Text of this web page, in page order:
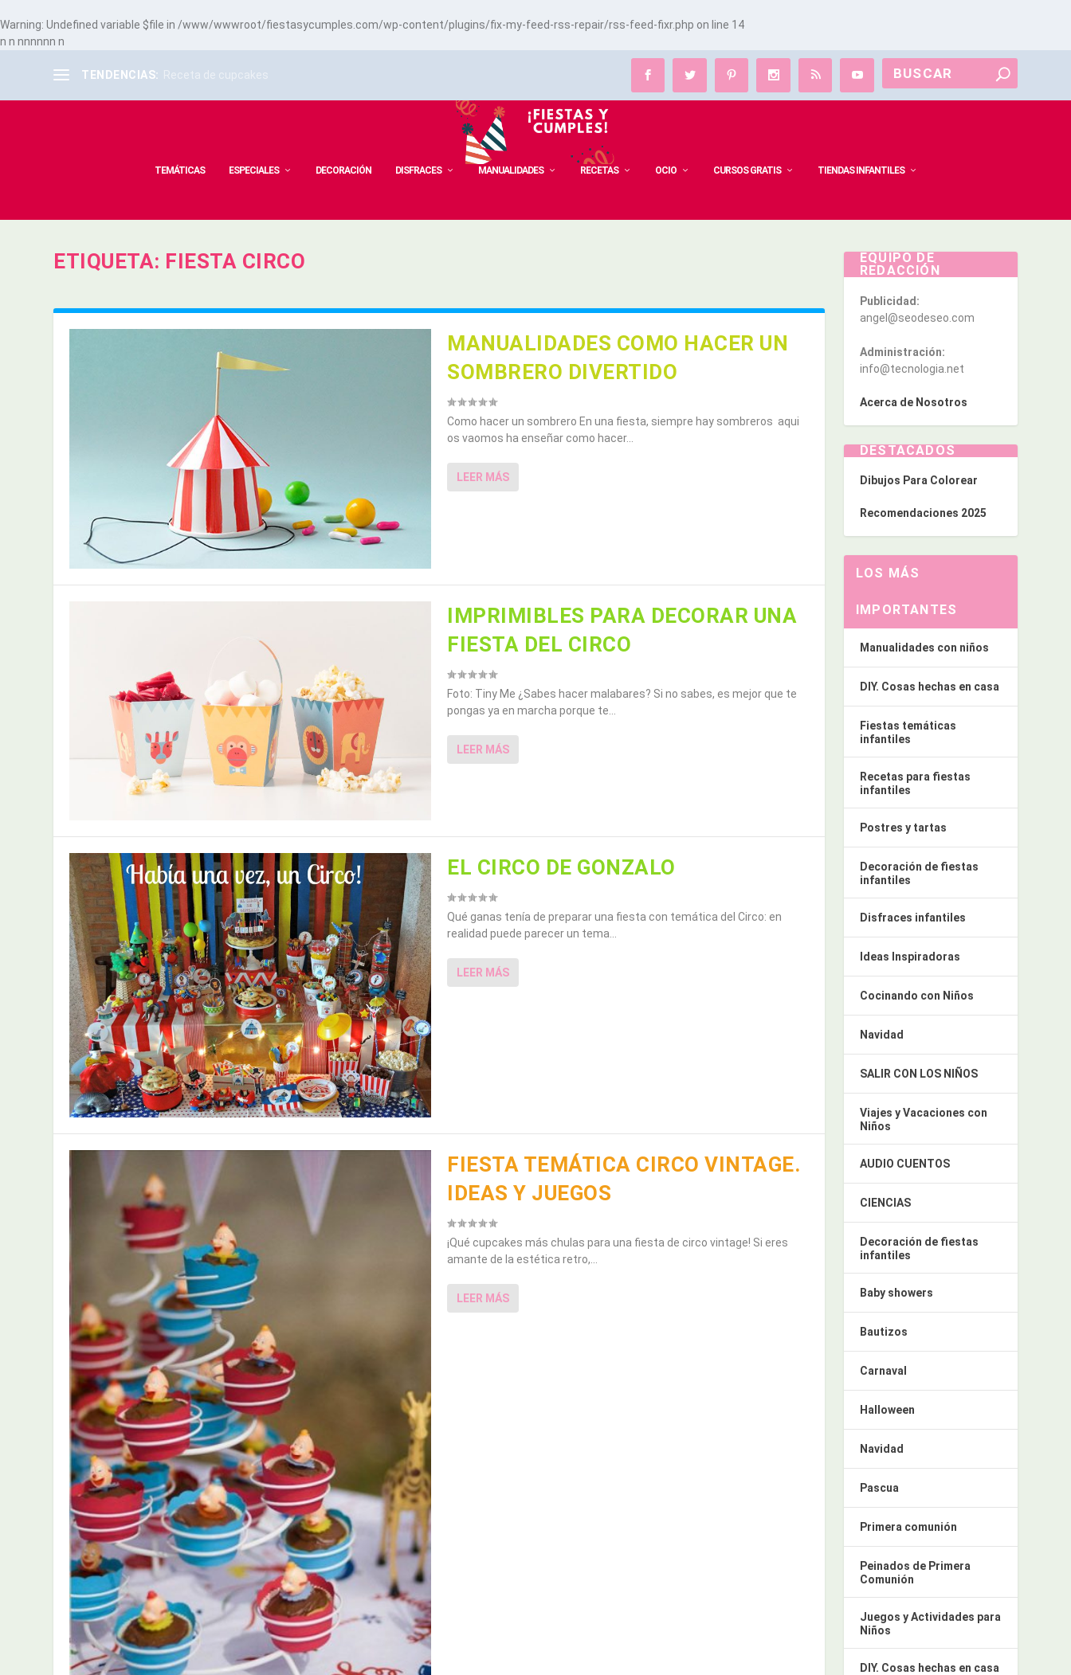
Warning: Undefined variable $file in /www/wwwroot/fiestasycumples.com/wp-content/plugins/fix-my-feed-rss-repair/rss-feed-fixr.php on line 14
n n nnnnnn n
TENDENCIAS: Receta de cupcakes
TEMÁTICAS ESPECIALES DECORACIÓN DISFRACES MANUALIDADES RECETAS OCIO CURSOS GRATIS TIENDAS INFANTILES
ETIQUETA: FIESTA CIRCO
MANUALIDADES COMO HACER UN
SOMBRERO DIVERTIDO
Como hacer un sombrero En una fiesta, siempre hay sombreros aqui
os vaomos ha enseñar como hacer...
LEER MÁS
IMPRIMIBLES PARA DECORAR UNA
FIESTA DEL CIRCO
Foto: Tiny Me ¿Sabes hacer malabares? Si no sabes, es mejor que te
pongas ya en marcha porque te...
LEER MÁS
EL CIRCO DE GONZALO
Qué ganas tenía de preparar una fiesta con temática del Circo: en
realidad puede parecer un tema...
LEER MÁS
FIESTA TEMÁTICA CIRCO VINTAGE.
IDEAS Y JUEGOS
¡Qué cupcakes más chulas para una fiesta de circo vintage! Si eres
amante de la estética retro,...
LEER MÁS
EQUIPO DE
REDACCIÓN
Publicidad:
angel@seodeseo.com
Administración:
info@tecnologia.net
Acerca de Nosotros
DESTACADOS
Dibujos Para Colorear
Recomendaciones 2025
LOS MÁS
IMPORTANTES
Manualidades con niños
DIY. Cosas hechas en casa
Fiestas temáticas
infantiles
Recetas para fiestas
infantiles
Postres y tartas
Decoración de fiestas
infantiles
Disfraces infantiles
Ideas Inspiradoras
Cocinando con Niños
Navidad
SALIR CON LOS NIÑOS
Viajes y Vacaciones con
Niños
AUDIO CUENTOS
CIENCIAS
Decoración de fiestas
infantiles
Baby showers
Bautizos
Carnaval
Halloween
Navidad
Pascua
Primera comunión
Peinados de Primera
Comunión
Juegos y Actividades para
Niños
DIY. Cosas hechas en casa